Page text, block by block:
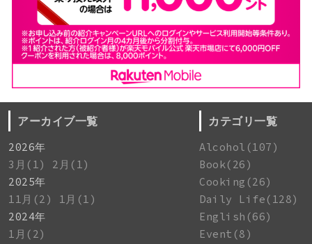
アーカイブ一覧
2026年
3月(1)
2月(1)
2025年
11月(2)
1月(1)
2024年
1月(2)
カテゴリ一覧
Alcohol(107)
Book(26)
Cooking(26)
Daily Life(128)
English(66)
Event(8)